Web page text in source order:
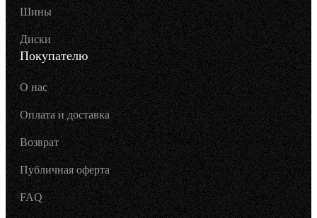
Шины
Диски
Покупателю
О нас
Оплата и доставка
Возврат
Публичная оферта
FAQ